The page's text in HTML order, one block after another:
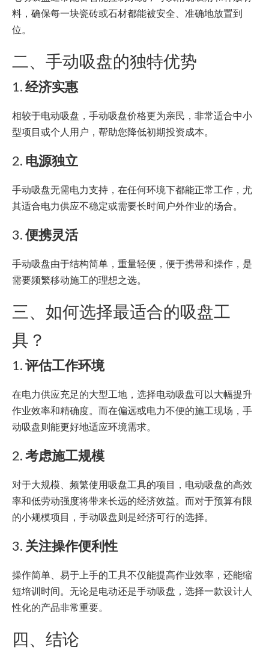
料，确保每一块瓷砖或石材都能被安全、准确地放置到
位。
二、手动吸盘的独特优势
1.经济实惠
相较于电动吸盘，手动吸盘价格更为亲民，非常适合中小
型项目或个人用户，帮助您降低初期投资成本。
2. 电源独立
手动吸盘无需电力支持，在任何环境下都能正常工作，尤
其适合电力供应不稳定或需要长时间户外作业的场合。
3.便携灵活
手动吸盘由于结构简单，重量轻便，便于携带和操作，是
需要频繁移动施工的理想之选。
三、如何选择最适合的吸盘工
具？
1.评估工作环境
在电力供应充足的大型工地，选择电动吸盘可以大幅提升
作业效率和精确度。而在偏远或电力不便的施工现场，手
动吸盘则能更好地适应环境需求。
2.考虑施工规模
对于大规模、频繁使用吸盘工具的项目，电动吸盘的高效
率和低劳动强度将带来长远的经济效益。而对于预算有限
的小规模项目，手动吸盘则是经济可行的选择。
3. 关注操作便利性
操作简单、易于上手的工具不仅能提高作业效率，还能缩
短培训时间。无论是电动还是手动吸盘，选择一款设计人
性化的产品非常重要。
四、结论